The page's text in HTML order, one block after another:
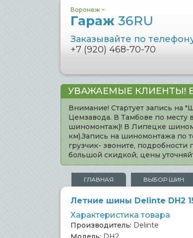
Воронеж
Гараж 36RU
Заказывайте по
+7 (920) 468-70-70
УВАЖАЕМЫЕ КЛИЕНТЫ!
Внимание! Стартует запись на
Цемзавода. В Тамбове по месту
шиномонтаж)! В Липецке
км).Запись на шиномонтажа по
грузчик- звоните,
большой скидкой, цены
ГЛАВНАЯ ВЫБОР ШИН
Летние шины Delinte DH2
Характеристика товара
Производитель: Delinte